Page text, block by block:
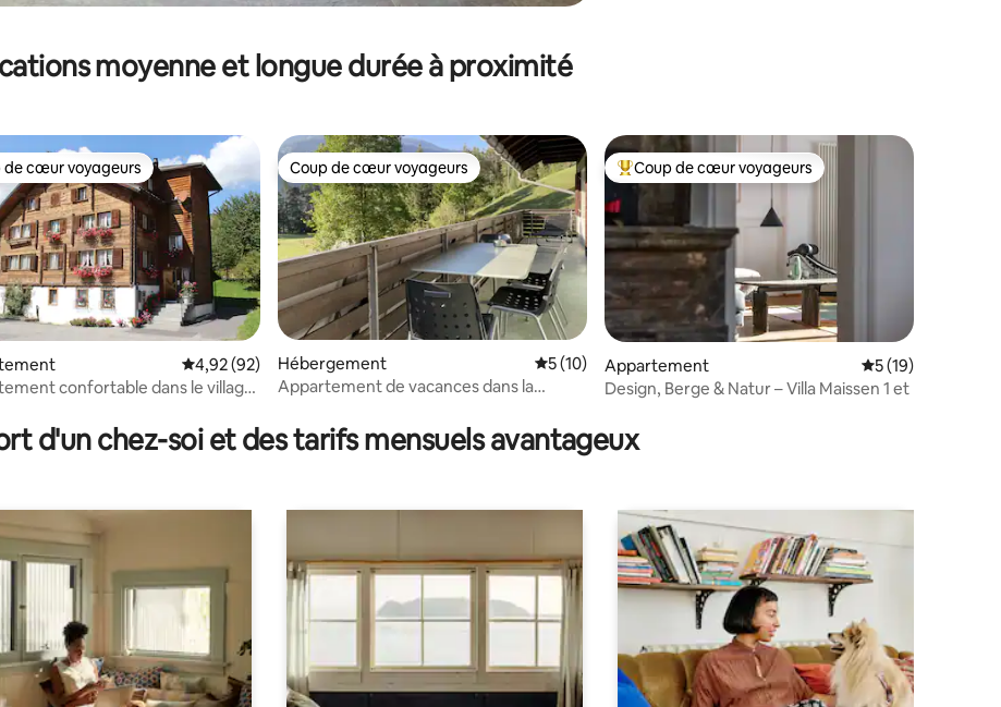
moyenne et longue durée à proximité
sur la base de 29 commentaires : 4,93 sur 5
de cœur voyageurs
de cœur voyageurs
Évaluation moyenne sur la base de 92 commentaires : 4,92 sur 5
4,92 (92)
confortable dans le village
Coup de cœur voyageurs
Coup de cœur voyageurs
Hébergement Évaluation moyenne sur la base de 10 commentaires : 5 sur 5
5 (10)
Appartement de vacances dans la
Coups de cœur voyageurs les plus appréciés
Coup de cœur voyageurs
Appartement Évaluation
5 (19)
Design, Berge & Natur – Villa Maissen 1 et
d'un chez-soi et des tarifs mensuels avantageux